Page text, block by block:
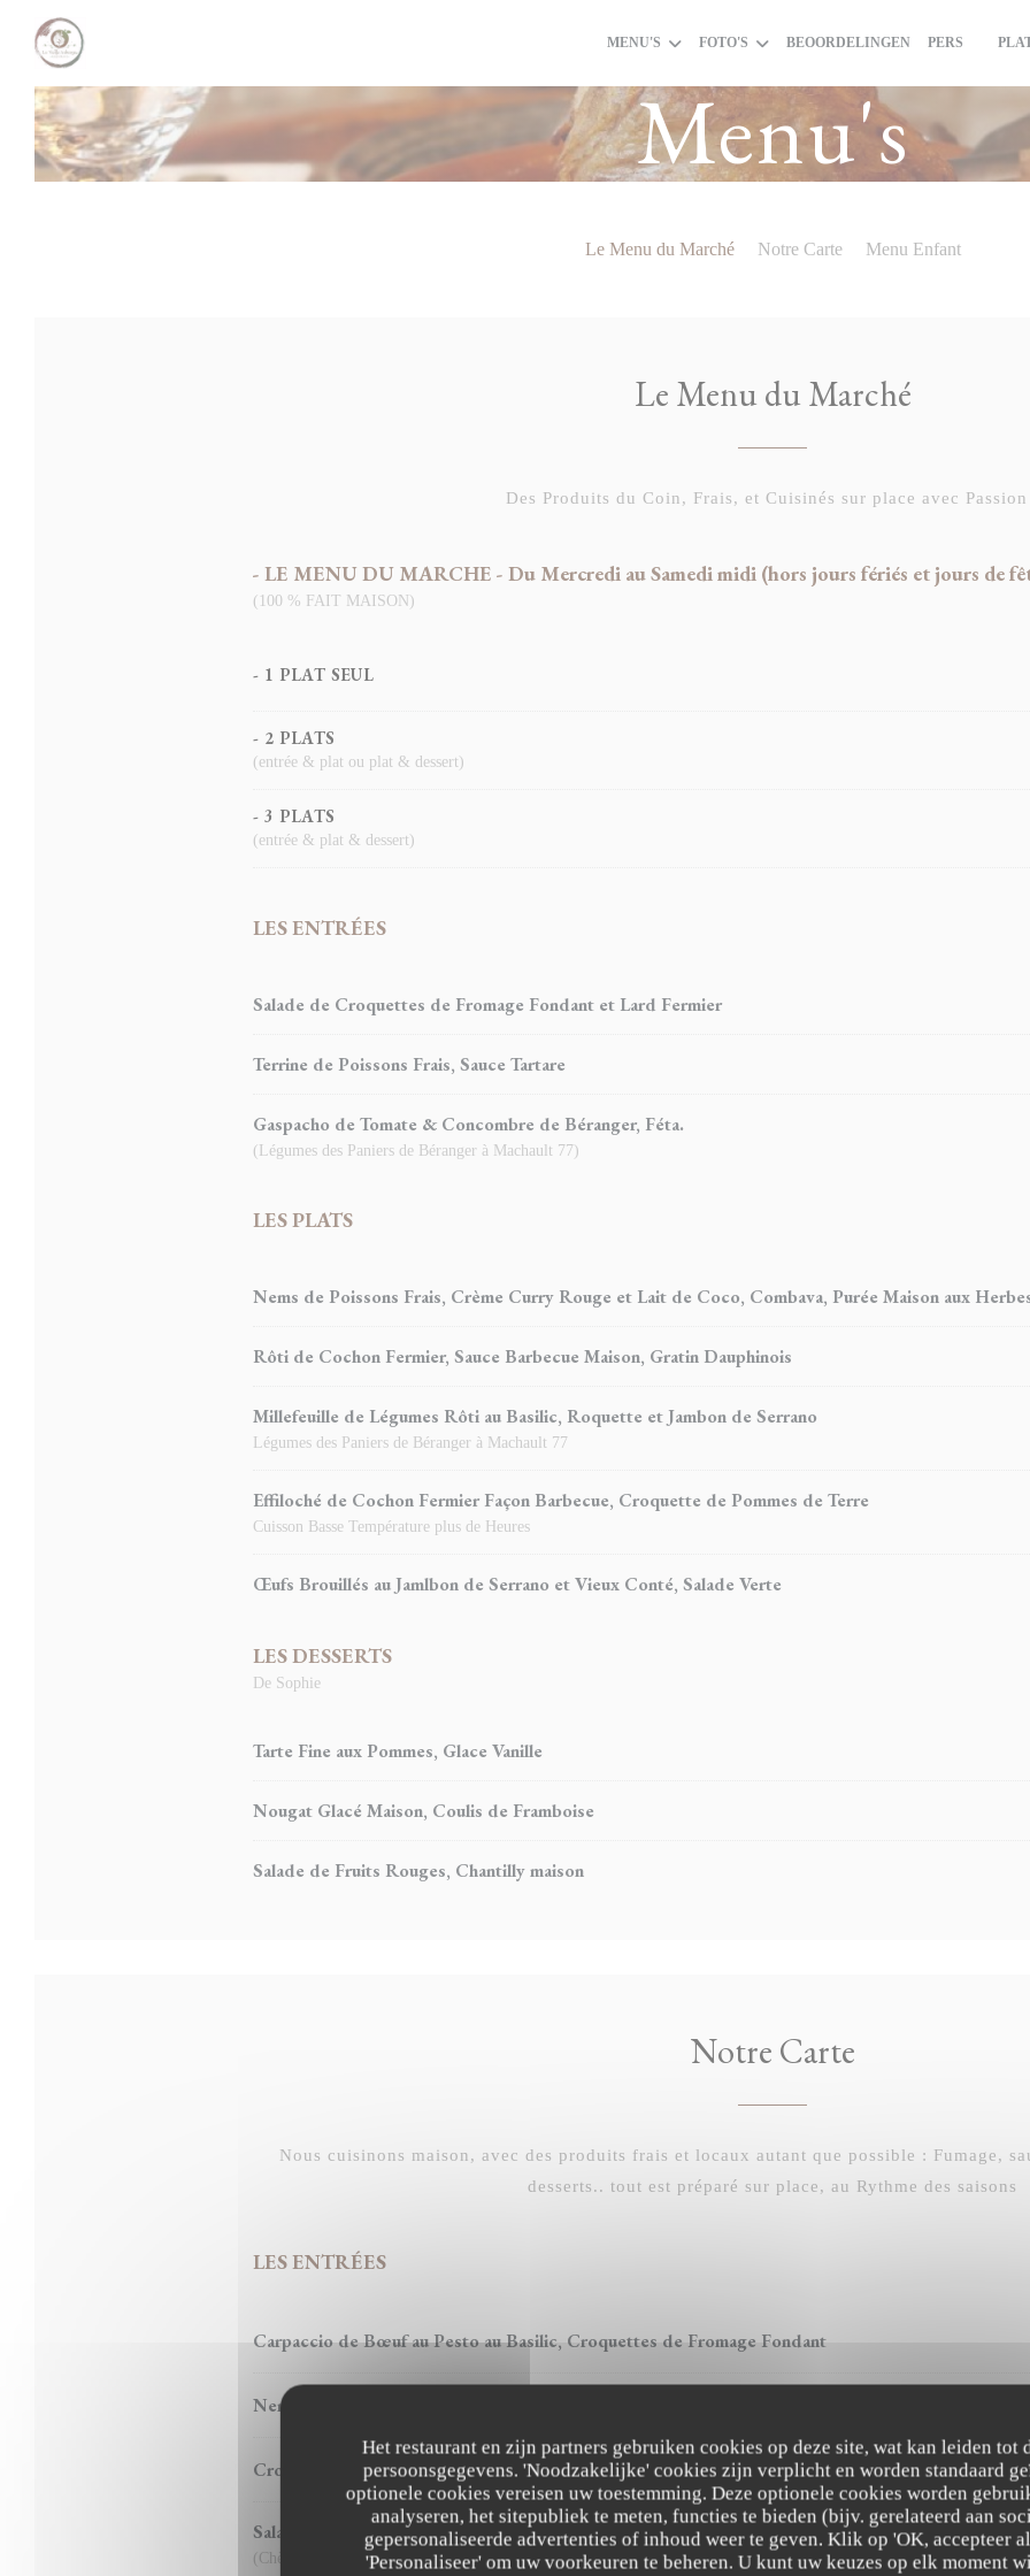
Cookies beheer paneel
Het restaurant en zijn partners gebruiken cookies op deze site, wat kan leiden tot
persoonsgegevens. 'Noodzakelijke' cookies zijn verplicht en worden standaard
optionele cookies vereisen uw toestemming. Deze optionele cookies worden
analyseren, het sitepubliek te meten, functies te bieden (bijv. gerelateerd aan
gepersonaliseerde advertenties of inhoud weer te geven. Klik op 'OK, accepteer
'Personaliseer' om uw voorkeuren te beheren. U kunt uw keuzes op elk moment
MENU'S FOTO'S BEOORDELINGEN PERS
Menu's
Le Menu du Marché Notre Carte Menu Enfant
Le Menu du Marché
Des Produits du Coin, Frais, et Cuisinés sur place avec
- LE MENU DU MARCHE - Du Mercredi au Samedi midi (hors jours fériés et jours de
(100 % FAIT MAISON)
- 1 PLAT SEUL
- 2 PLATS
(entrée & plat ou plat & dessert)
- 3 PLATS
(entrée & plat & dessert)
LES ENTRÉES
Salade de Croquettes de Fromage Fondant et Lard Fermier
Terrine de Poissons Frais, Sauce Tartare
Gaspacho de Tomate & Concombre de Béranger, Féta.
(Légumes des Paniers de Béranger à Machault 77)
LES PLATS
Nems de Poissons Frais, Crème Curry Rouge et Lait de Coco, Combava, Purée Maison aux
Rôti de Cochon Fermier, Sauce Barbecue Maison, Gratin Dauphinois
Millefeuille de Légumes Rôti au Basilic, Roquette et Jambon de Serrano
Légumes des Paniers de Béranger à Machault 77
Effiloché de Cochon Fermier Façon Barbecue, Croquette de Pommes de Terre
Cuisson Basse Température plus de Heures
Œufs Brouillés au Jamlbon de Serrano et Vieux Conté, Salade Verte
LES DESSERTS
De Sophie
Tarte Fine aux Pommes, Glace Vanille
Nougat Glacé Maison, Coulis de Framboise
Salade de Fruits Rouges, Chantilly maison
Notre Carte
Nous cuisinons maison, avec des produits frais et locaux autant que possible : Fumage,
desserts.. tout est préparé sur place, au Rythme des saisons
LES ENTRÉES
Carpaccio de Bœuf au Pesto au Basilic, Croquettes de Fromage Fondant
Nems de Canard confit par nos Soins, Salade de légumes Marinés
Croustillants de Gambas, Crème au Lait de Coco et Curry Vert
Salade de Chèvre Chaud Fermier au Miel Local, Lard Fermier, Vinaigrette à l'Ancienne.
(Chèvre Ville St.Jacques 77 ) (Cochon Hervé Courtois 77 ) (Miel 3 Potes et 1 Pot 77) (Salade des Paniers de Béranger